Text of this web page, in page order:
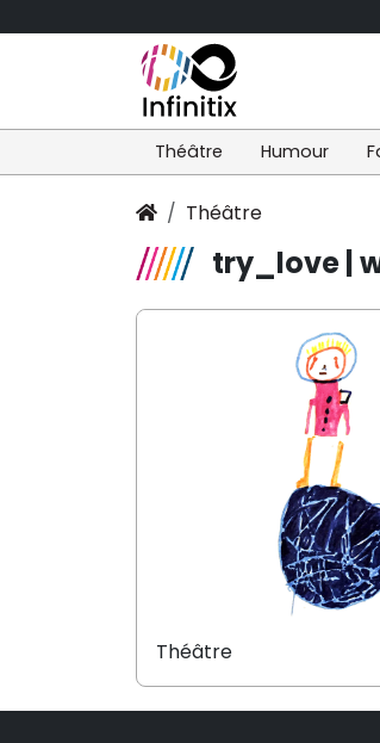
Théâtre Humour
Théâtre
try_love |
Théâtre